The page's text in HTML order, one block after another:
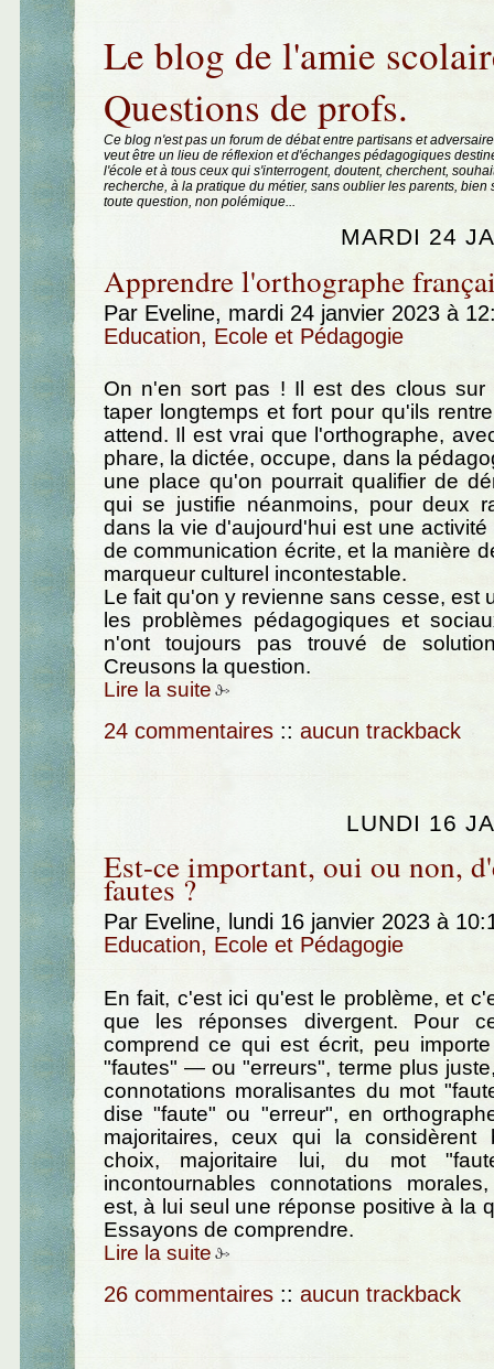
Le blog de l'amie
Questions de profs.
Ce blog n'est pas un forum de débat entre partisans et
veut être un lieu de réflexion et d'échanges pédagogiques
l'école et à tous ceux qui s'interrogent, doutent, cherchent,
recherche, à la pratique du métier, sans oublier les parents, bien
toute question, non polémique...
MARDI 24
Apprendre l'orthographe
Par Eveline, mardi 24 janvier 2023 à
Education, Ecole et Pédagogie
On n'en sort pas ! Il est des clous sur
taper longtemps et fort pour qu'ils
attend. Il est vrai que l'orthographe,
phare, la dictée, occupe, dans la
une place qu'on pourrait qualifier de
qui se justifie néanmoins, pour deux
dans la vie d'aujourd'hui est une
de communication écrite, et la manière
marqueur culturel incontestable.
Le fait qu'on y revienne sans cesse, est
les problèmes pédagogiques et
n'ont toujours pas trouvé de
Creusons la question.
Lire la suite
24 commentaires :: aucun trackback
LUNDI 16
Est-ce important, oui ou non,
fautes ?
Par Eveline, lundi 16 janvier 2023 à
Education, Ecole et Pédagogie
En fait, c'est ici qu'est le problème, et
que les réponses divergent. Pour
comprend ce qui est écrit, peu
"fautes" — ou "erreurs", terme plus
connotations moralisantes du mot
dise "faute" ou "erreur", en
majoritaires, ceux qui la considèrent
choix, majoritaire lui, du mot
incontournables connotations
est, à lui seul une réponse positive à la
Essayons de comprendre.
Lire la suite
26 commentaires :: aucun trackback